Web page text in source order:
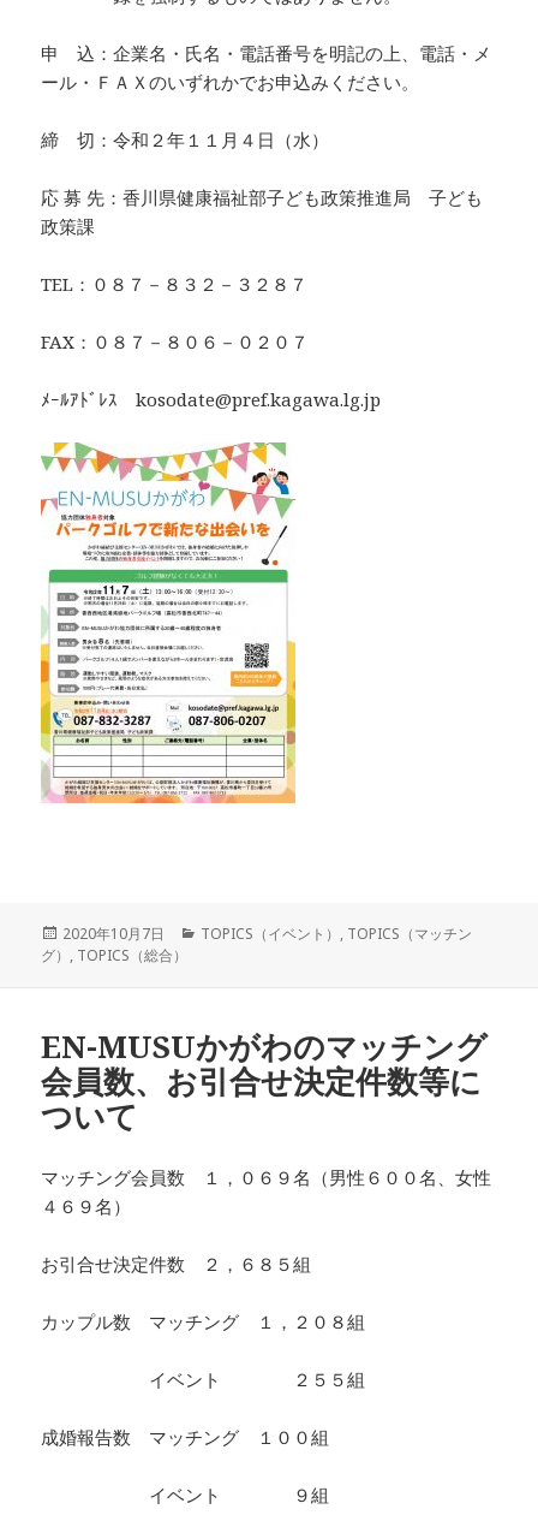
申 込：企業名・氏名・電話番号を明記の上、電話・メ
ール・ＦＡＸのいずれかでお申込みください。
締 切：令和２年１１月４日（水）
応 募 先：香川県健康福祉部子ども政策推進局 子ども
政策課
TEL：０８７－８３２－３２８７
FAX：０８７－８０６－０２０７
ﾒｰﾙｱﾄﾞﾚｽ kosodate@pref.kagawa.lg.jp
投
2020年10月7日
カ
TOPICS（イベント） , TOPICS（マッチン
グ） , TOPICS（総合）
EN-MUSUかがわのマッチング
会員数、お引合せ決定件数等に
ついて
マッチング会員数 １，０６９名（男性６００名、女性
４６９名）
お引合せ決定件数 ２，６８５組
カップル数 マッチング １，２０８組
イベント ２５５組
成婚報告数 マッチング １００組
イベント ９組